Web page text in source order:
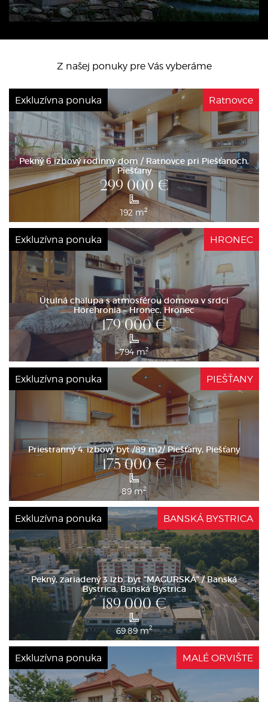
Z našej ponuky pre Vás vyberáme
Exkluzívna ponuka
Pekný 6 izbový rodinný dom / Ratnovce pri Piešťanoch,
Piešťany
299 000 €
192 m2
Ratnovce
Exkluzívna ponuka
Útulná chalupa s atmosférou domova v srdci
Horehronia – Hronec, Hronec
179 000€
794 m2
HRONEC
Exkluzívna ponuka
Priestranný 4. izbový byt /89 m2/ Piešťany, Piešťany
175 000€
89 m2
PIEŠŤANY
Exkluzívna ponuka
Pekný, zariadený 3 izb. byt "MAGURSKÁ" / Banská
Bystrica, Banská Bystrica
189 000€
69.89 m2
BANSKÁ BYSTRICA
Exkluzívna ponuka MALÉ ORVIŠTE